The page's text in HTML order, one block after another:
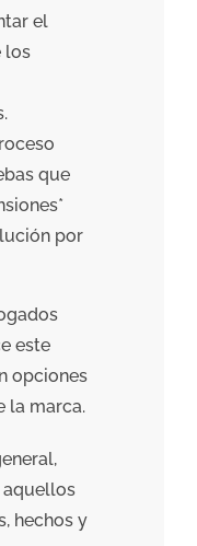
el
los
que
por
este
opciones
la marca.
aquellos
hechos y